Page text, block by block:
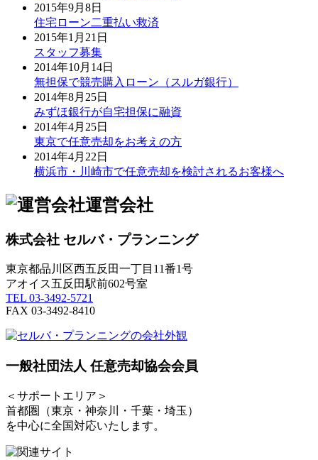
2015年9月8日
住宅ローン二重払い救済
2015年1月21日
スタッフ募集
2014年10月14日
無担保で競売購入ローン（スルガ銀行）
2014年8月25日
みずほ銀行が自宅担保に融資
2014年4月25日
東京で任意売却をお考えの方
2014年4月22日
横浜市・川崎市で任意売却を検討されるお客様へ
運営会社
株式会社 セルバ・プランニング
東京都品川区西五反田一丁目11番1号
アオイス五反田駅前602号室
TEL 03-3492-5721
FAX 03-3492-8410
一般社団法人 任意売却協会会員
＜サポートエリア＞
首都圏（東京・神奈川・千葉・埼玉）
を中心に全国対応いたします。